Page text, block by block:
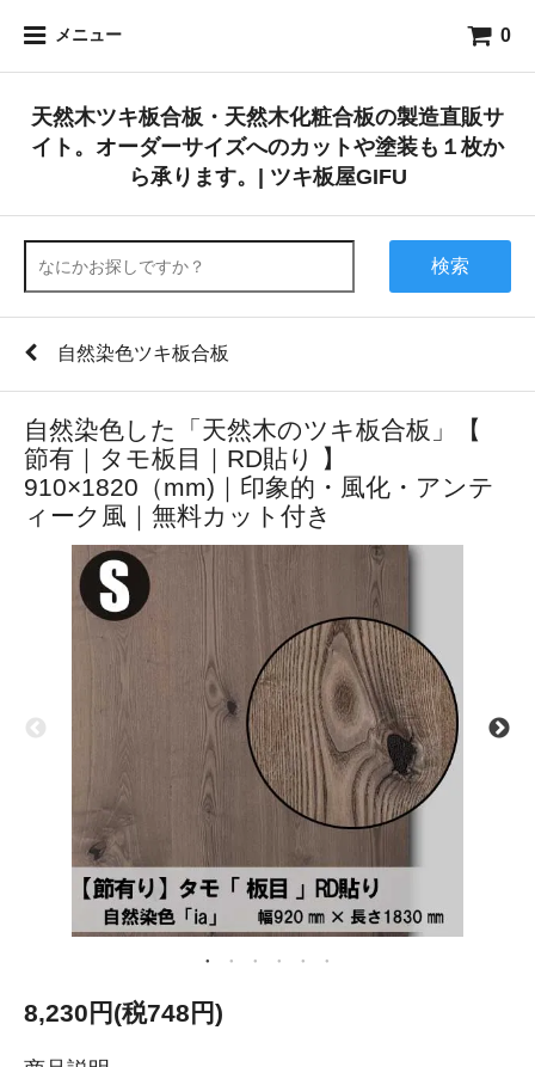
メニュー 0
天然木ツキ板合板・天然木化粧合板の製造直販サ
イト。オーダーサイズへのカットや塗装も１枚か
ら承ります。| ツキ板屋GIFU
検索
自然染色ツキ板合板
自然染色した「天然木のツキ板合板」【
節有｜タモ板目｜RD貼り 】
910×1820（mm)｜印象的・風化・アンテ
ィーク風｜無料カット付き
8,230円(税748円)